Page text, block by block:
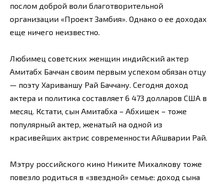
послом доброй воли благотворительной
организации «Проект Замбия». Однако о ее доходах
еще ничего неизвестно.
Любимец советских женщин индийский актер
Амитабх Баччан своим первым успехом обязан отцу
— поэту Хариваншу Рай Баччану. Сегодня доход
актера и политика составляет 6 473 долларов США в
месяц. Кстати, сын Амитабха – Абхишек – тоже
популярный актер, женатый на одной из
красивейших актрис современности Айшварии Рай.
Мэтру российского кино Никите Михалкову тоже
повезло родиться в «звездной» семье: доход сына